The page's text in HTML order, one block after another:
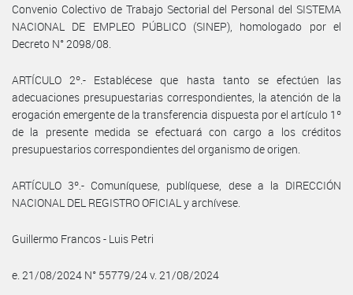
Convenio Colectivo de Trabajo Sectorial del Personal del SISTEMA
NACIONAL DE EMPLEO PÚBLICO (SINEP), homologado por el
Decreto N° 2098/08.
ARTÍCULO 2º.- Establécese que hasta tanto se efectúen las
adecuaciones presupuestarias correspondientes, la atención de la
erogación emergente de la transferencia dispuesta por el artículo 1º
de la presente medida se efectuará con cargo a los créditos
presupuestarios correspondientes del organismo de origen.
ARTÍCULO 3º.- Comuníquese, publíquese, dese a la DIRECCIÓN
NACIONAL DEL REGISTRO OFICIAL y archívese.
Guillermo Francos - Luis Petri
e. 21/08/2024 N° 55779/24 v. 21/08/2024